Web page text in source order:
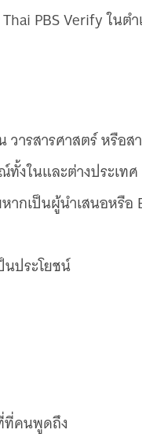
PBS Verify ใน
ารสารศาสตร์ หรือส
งในและต่างประเทศ
เป็นผู้นำเสนอหรือ
ประโยชน์
ที่คนพูดถึง